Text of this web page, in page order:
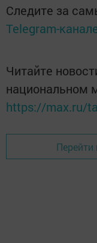
Следите за
Telegram-
Читайте
национальном
https://max.ru/
Перейти